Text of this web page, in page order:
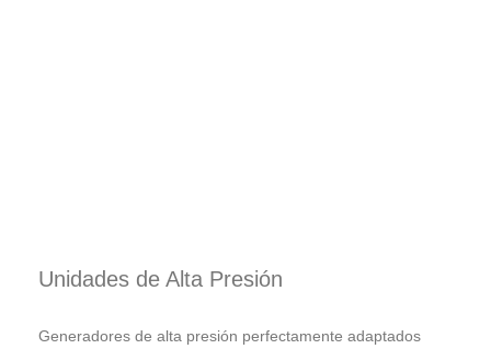
Unidades de Alta Presión
Generadores de alta presión perfectamente adaptados